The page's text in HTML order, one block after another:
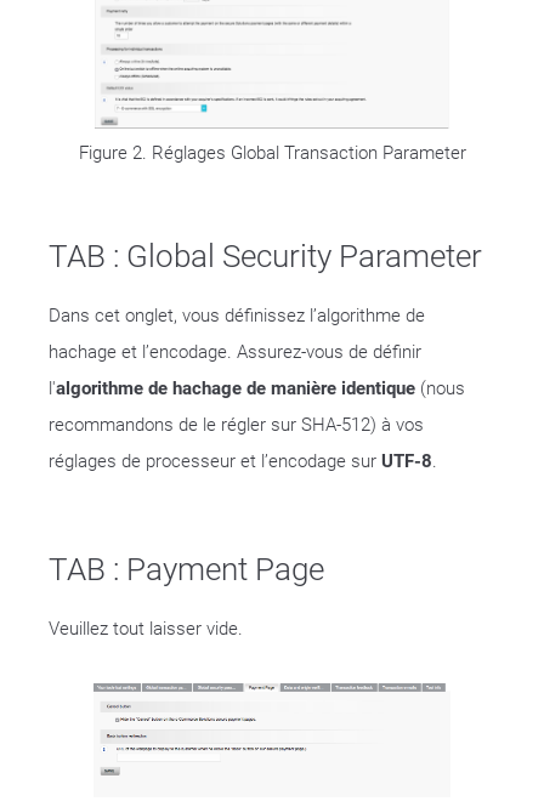
Figure 2. Réglages Global Transaction Parameter
TAB : Global Security Parameter
Dans cet onglet, vous définissez l’algorithme de
hachage et l’encodage. Assurez-vous de définir
l'algorithme de hachage de manière identique (nous
recommandons de le régler sur SHA-512) à vos
réglages de processeur et l’encodage sur UTF-8
TAB : Payment Page
Veuillez tout laisser vide.